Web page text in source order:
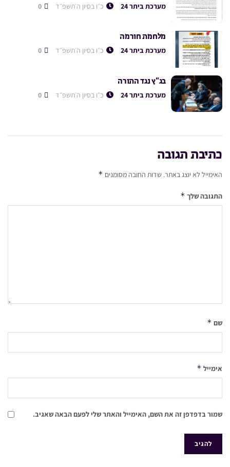
מערכת ביתר 24 כ״ו בסיון ה׳תשפ״ד
מלחמת חורמה
מערכת ביתר 24 כ״ו בסיון ה׳תשפ״ד
בג”ץ נגד התורה
מערכת ביתר 24 כ״ו בסיון ה׳תשפ״ד
כתיבת תגובה
האימייל לא יוצג באתר. שדות החובה מסומנים *
התגובה שלך *
שם *
אימייל *
שמור בדפדפן זה את השם, האימייל והאתר שלי לפעם הבאה שאגיב.